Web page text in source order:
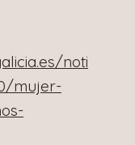
noti
mujer-